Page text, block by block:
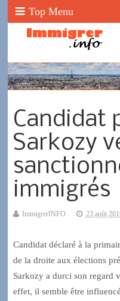
Top Menu
Candidat
Sarkozy
immigrés
ImmigrerINFO 23 août
Candidat déclaré à la
de la droite aux élections
Sarkozy a durci son regard
effet, il semble être